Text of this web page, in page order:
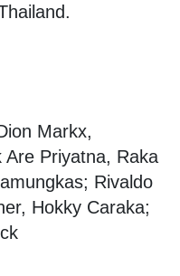
Markx,
Priyatna, Raka
Rivaldo
Hokky Caraka;